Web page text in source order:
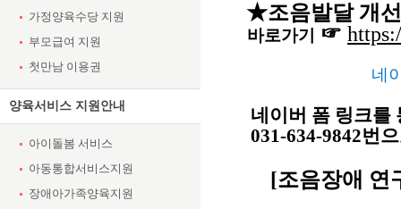
가정양육수당 지원
부모급여 지원
첫만남 이용권
양육서비스 지원안내
아이돌봄 서비스
아동통합서비스지원
장애아가족양육지원
★조음발달 개
바로가기 ☞
네이버 폼 링크를
031-634-9842번
[조음장애 연